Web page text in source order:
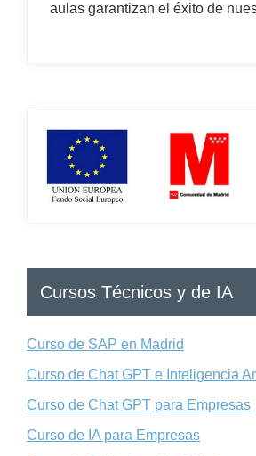
aulas garantizan el éxito de
Cursos Técnicos y de IA
Curso de SAP en Madrid
Curso de Chat GPT e Inteligencia
Curso de Chat GPT para Empresas
Curso de IA para Empresas